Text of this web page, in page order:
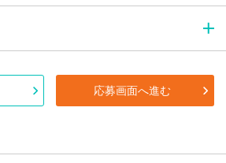
応募画面へ進む